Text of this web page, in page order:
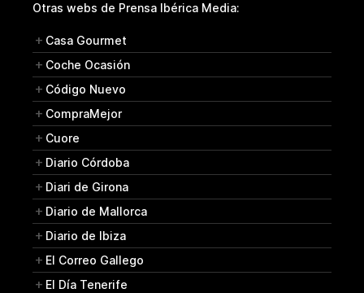
Otras webs de Prensa Ibérica Media:
Casa Gourmet
Coche Ocasión
Código Nuevo
CompraMejor
Cuore
Diario Córdoba
Diari de Girona
Diario de Mallorca
Diario de Ibiza
El Correo Gallego
El Día Tenerife